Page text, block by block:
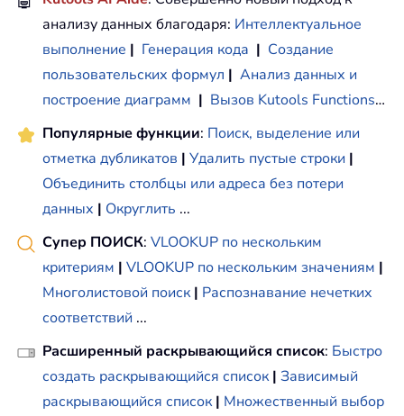
анализу данных благодаря: Интеллектуальное
выполнение | Генерация кода | Создание
пользовательских формул | Анализ данных и
построение диаграмм | Вызов Kutools Functions…
Популярные функции: Поиск, выделение или
отметка дубликатов | Удалить пустые строки |
Объединить столбцы или адреса без потери
данных | Округлить ...
Супер ПОИСК: VLOOKUP по нескольким
критериям | VLOOKUP по нескольким значениям |
Многолистовой поиск | Распознавание нечетких
соответствий ...
Расширенный раскрывающийся список: Быстро
создать раскрывающийся список | Зависимый
раскрывающийся список | Множественный выбор